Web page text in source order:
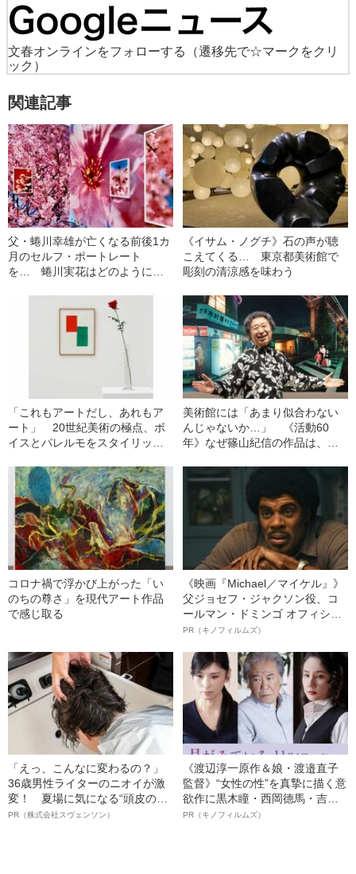
文春オンラインをフォローする
（遷移先で☆マークをクリ
ック）
関連記事
父・蜷川幸雄が亡くなる前後1カ
月のセルフ・ポートレート
を… 蜷川実花はどのように
《イサム・ノグチ》石の声が聴
こえてくる… 東京都美術館で
彫刻の清涼感を味わう
「これもアートだし、あれもア
ート」 20世紀美術の極点、ボ
イスとパレルモをスタイリッシ
美術館には「あまり似合わない
んじゃないか…」 《活動60
年》なぜ篠山紀信の作品は、東
れなかったのか
コロナ禍で浮かび上がった「い
のちの尊さ」を現代アート作品
で感じ取る
《映画『Michael／マイケル』》
父ジョセフ・ジャクソン役、コ
ールマン・ドミンゴ オフィシャ
ルインタビュー“観客を魅了した
語る”《日本興収70億円突破》
PR（キノフィルムズ）
「えっ、こんなに変わるの？」
36歳男性ライターのニオイが激
変！ 夏場に気になる“頭皮のニ
オイ”や“ベタつき”を解消す
PR（株式会社スヴェンソン）
《渡辺淳一原作＆娘・渡邉直子
監督》“女性の性”を真摯に描く意
欲作に黒木瞳・西岡德馬・吉田
羊が出演決定！《映画『月がみ
PR（キノフィルムズ）